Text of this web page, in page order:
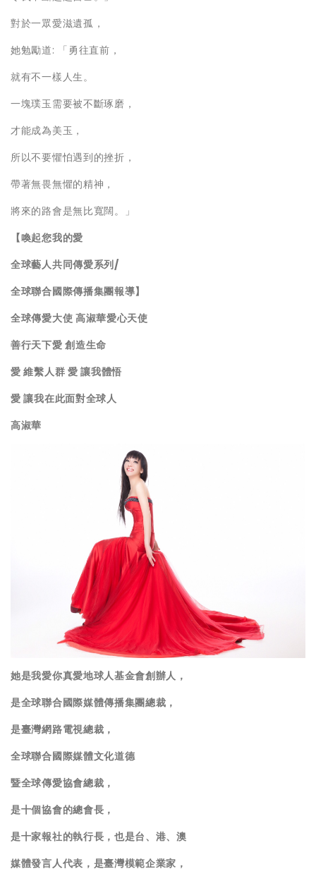
對於一眾愛滋遺孤，
她勉勵道: 「勇往直前，
就有不一樣人生。
一塊璞玉需要被不斷琢磨，
才能成為美玉，
所以不要懼怕遇到的挫折，
帶著無畏無懼的精神，
將來的路會是無比寬闊。」
【喚起您我的愛
全球藝人共同傳愛系列/
全球聯合國際傳播集團報導】
全球傳愛大使 高淑華愛心天使
善行天下愛 創造生命
愛 維繫人群 愛 讓我體悟
愛 讓我在此面對全球人
高淑華
她是我愛你真愛地球人基金會創辦人，
是全球聯合國際媒體傳播集團總裁，
是臺灣網路電視總裁，
全球聯合國際媒體文化道德
暨全球傳愛協會總裁，
是十個協會的總會長，
是十家報社的執行長，也是台、港、澳
媒體發言人代表，是臺灣模範企業家，